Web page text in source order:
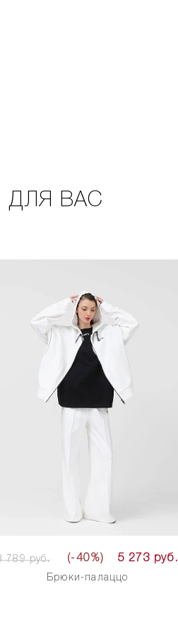
ДЛЯ ВАС
789 руб. (-40%) 5 273 руб.
Брюки-палаццо